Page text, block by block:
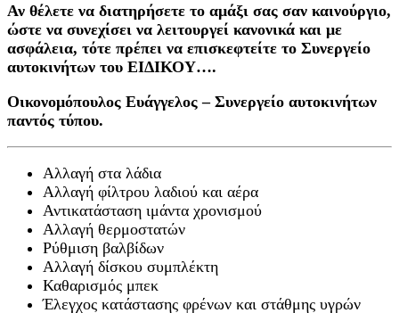
Αν θέλετε να διατηρήσετε το αμάξι σας σαν καινούργιο,
ώστε να συνεχίσει να λειτουργεί κανονικά και με
ασφάλεια, τότε πρέπει να επισκεφτείτε το Συνεργείο
αυτοκινήτων του ΕΙΔΙΚΟΥ….
Οικονομόπουλος Ευάγγελος – Συνεργείο αυτοκινήτων
παντός τύπου.
Αλλαγή στα λάδια
Αλλαγή φίλτρου λαδιού και αέρα
Αντικατάσταση ιμάντα χρονισμού
Αλλαγή θερμοστατών
Ρύθμιση βαλβίδων
Αλλαγή δίσκου συμπλέκτη
Καθαρισμός μπεκ
Έλεγχος κατάστασης φρένων και στάθμης υγρών